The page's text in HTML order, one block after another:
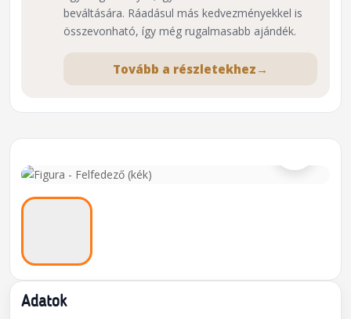
⌕
Adatok
beváltására. Ráadásul más kedvezményekkel is
összevonható, így még rugalmasabb ajándék.
Tovább a részletekhez →